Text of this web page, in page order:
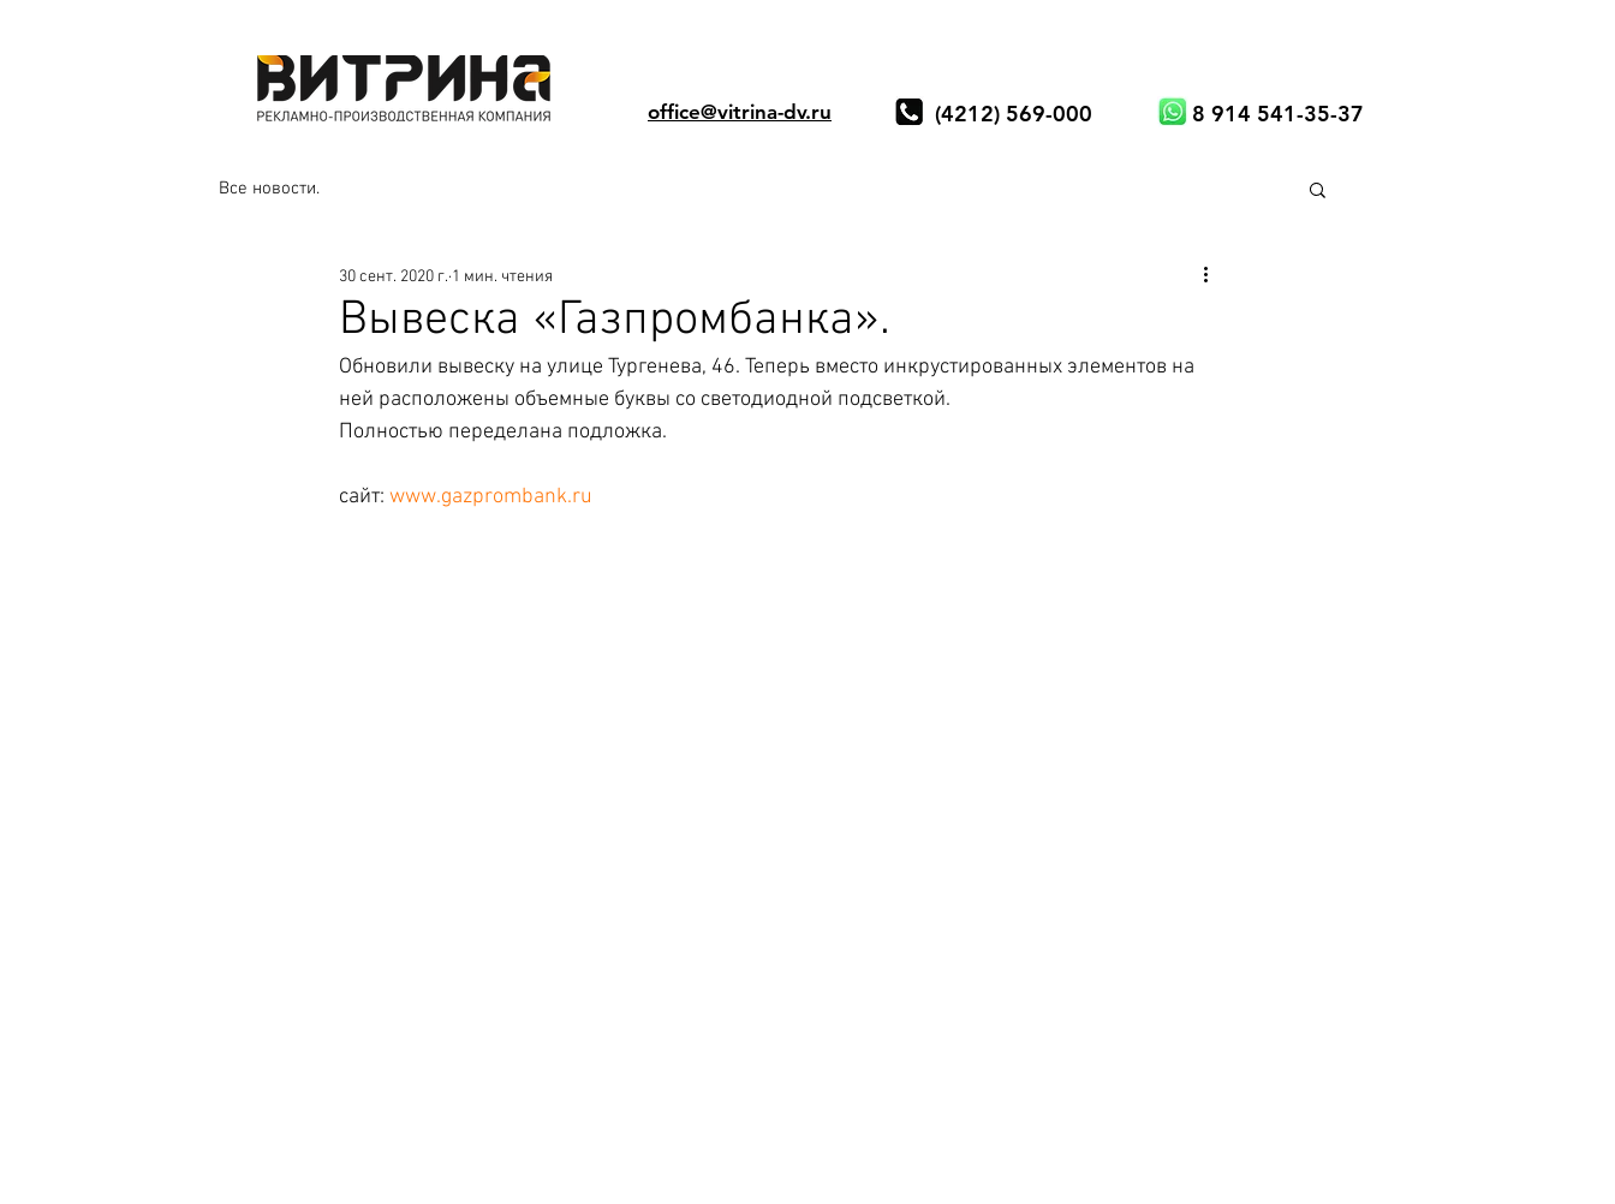
office@vitrina-dv.ru (4212) 569-000 8 914 541-35-37
Все новости.
Вывеска «Газпромбанка».
30 сент. 2020 г. 1 мин. чтения
Обновили вывеску на улице Тургенева, 46. Теперь вместо инкрустированных элементов на
ней расположены объемные буквы со светодиодной подсветкой.
Полностью переделана подложка.
сайт: www.gazprombank.ru